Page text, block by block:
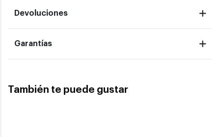
Devoluciones
Garantías
También te puede gustar